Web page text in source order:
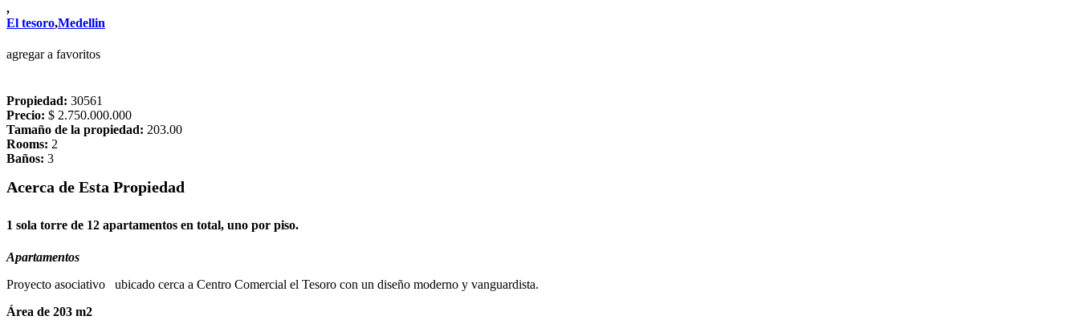
,
El tesoro,Medellin
agregar a favoritos
Propiedad: 30561
Precio: $ 2.750.000.000
Tamaño de la propiedad: 203.00
Rooms: 2
Baños: 3
Acerca de Esta Propiedad
1 sola torre de 12 apartamentos en total, uno por piso.
Apartamentos
Proyecto asociativo ubicado cerca a Centro Comercial el Tesoro con un diseño moderno y vanguardista.
Área de 203 m2